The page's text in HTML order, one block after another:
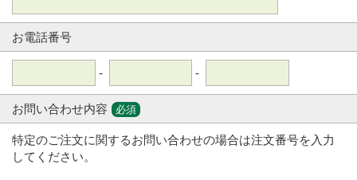
お電話番号
- -
お問い合わせ内容 必須
特定のご注文に関するお問い合わせの場合は注文番号を入力
してください。